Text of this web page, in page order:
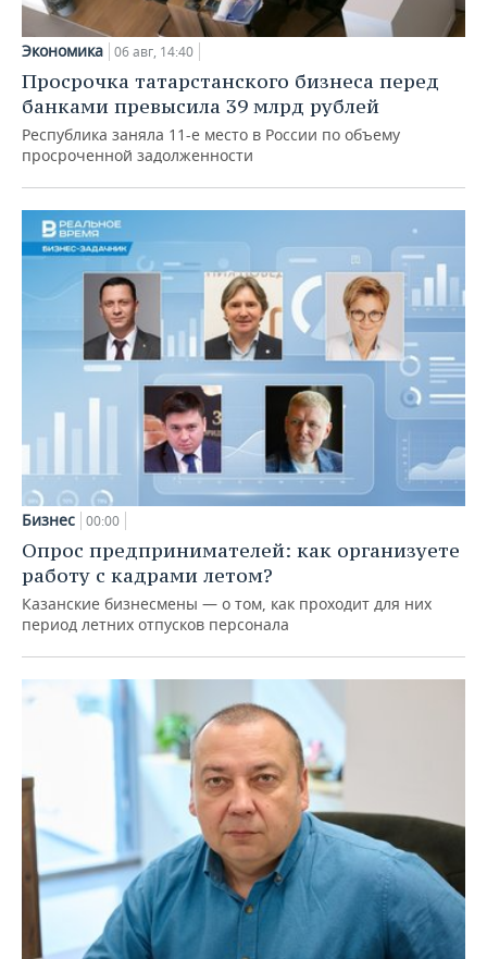
Экономика 06 авг, 14:40
Просрочка татарстанского бизнеса перед
банками превысила 39 млрд рублей
Республика заняла 11-е место в России по объему
просроченной задолженности
Бизнес 00:00
Опрос предпринимателей: как организуете
работу с кадрами летом?
Казанские бизнесмены — о том, как проходит для них
период летних отпусков персонала